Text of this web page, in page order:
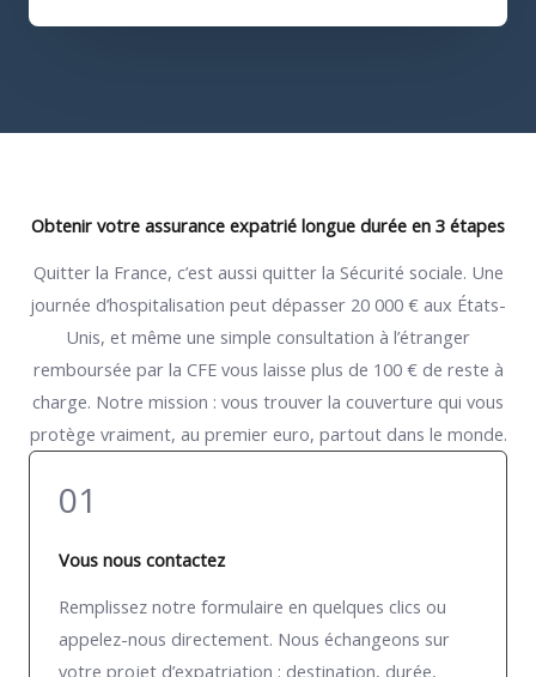
Obtenir votre assurance expatrié longue durée en 3 étapes
Quitter la France, c’est aussi quitter la Sécurité sociale. Une
journée d’hospitalisation peut dépasser 20 000 € aux États-
Unis, et même une simple consultation à l’étranger
remboursée par la CFE vous laisse plus de 100 € de reste à
charge. Notre mission : vous trouver la couverture qui vous
protège vraiment, au premier euro, partout dans le monde.
01
Vous nous contactez
Remplissez notre formulaire en quelques clics ou
appelez-nous directement. Nous échangeons sur
votre projet d’expatriation : destination, durée,